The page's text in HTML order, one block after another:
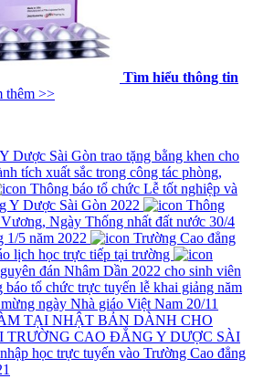
Tìm hiểu thông tin
thêm >>
Dược Sài Gòn trao tặng bằng khen cho
tích xuất sắc trong công tác phòng,
Thông báo tổ chức Lễ tốt nghiệp và
Y Dược Sài Gòn 2022
Thông
Ngày Thống nhất đất nước 30/4
1/5 năm 2022
Trường Cao đẳng
lịch học trực tiếp tại trường
đán Nhâm Dần 2022 cho sinh viên
báo tổ chức trực tuyến lễ khai giảng năm
ngày Nhà giáo Việt Nam 20/11
TẠI NHẬT BẢN DÀNH CHO
TRƯỜNG CAO ĐẲNG Y DƯỢC SÀI
học trực tuyến vào Trường Cao đẳng